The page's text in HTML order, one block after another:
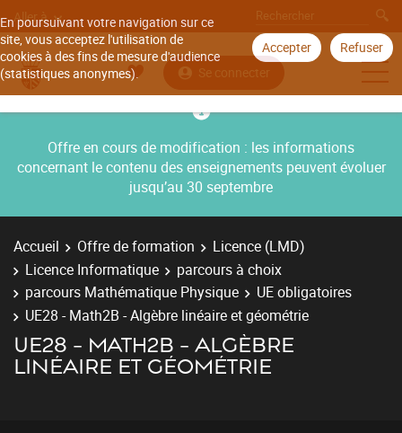
En poursuivant votre navigation sur ce
site, vous acceptez l'utilisation de
cookies à des fins de mesure d'audience
(statistiques anonymes).
Accepter Refuser
Aller à
Se connecter
Offre en cours de modification : les informations
concernant le contenu des enseignements peuvent évoluer
jusqu’au 30 septembre
Accueil Offre de formation
Licence (LMD)
Licence Informatique
parcours à choix
parcours Mathématique Physique
UE obligatoires
UE28 - Math2B - Algèbre linéaire et géométrie
UE28 - MATH2B - ALGÈBRE
LINÉAIRE ET GÉOMÉTRIE